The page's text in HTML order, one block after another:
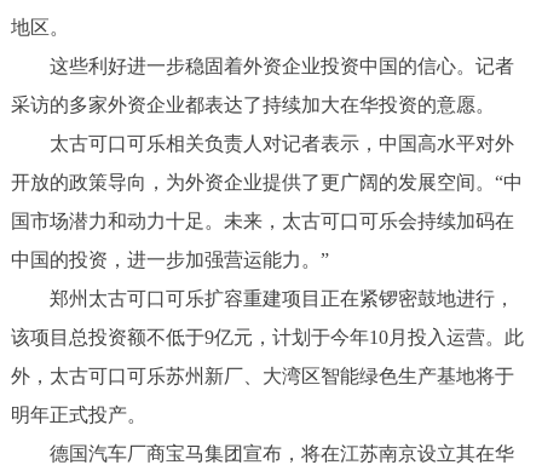
地区。
这些利好进一步稳固着外资企业投资中国的信心。记者
采访的多家外资企业都表达了持续加大在华投资的意愿。
太古可口可乐相关负责人对记者表示，中国高水平对外
开放的政策导向，为外资企业提供了更广阔的发展空间。“中
国市场潜力和动力十足。未来，太古可口可乐会持续加码在
中国的投资，进一步加强营运能力。”
郑州太古可口可乐扩容重建项目正在紧锣密鼓地进行，
该项目总投资额不低于9亿元，计划于今年10月投入运营。此
外，太古可口可乐苏州新厂、大湾区智能绿色生产基地将于
明年正式投产。
德国汽车厂商宝马集团宣布，将在江苏南京设立其在华